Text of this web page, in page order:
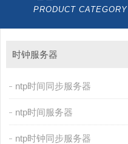
PRODUCT CATEGORY
时钟服务器
ntp时间同步服务器
ntp时间服务器
ntp时钟同步服务器